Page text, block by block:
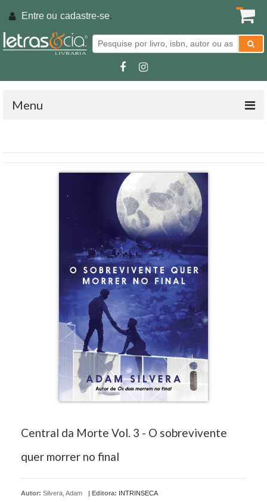
Entre ou cadastre-se.
Menu
Central da Morte Vol. 3 - O sobrevivente
quer morrer no final
Autor: Silvera, Adam | Editora: INTRINSECA